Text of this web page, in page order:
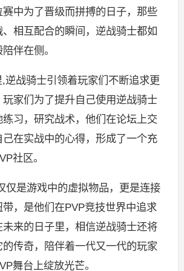
中为了晋级而拼搏的日子，那些
相互配合的瞬间，逆战骑士都如
伴在侧。
逆战骑士引领着玩家们不断追求更
家们为了提升自己使用逆战骑士
习，研究战术，他们在论坛上交
在实战中的心得，形成了一个充
社区。
仅是游戏中的虚拟物品，更是连接
，是他们在PVP竞技世界中追求
来的日子里，相信逆战骑士还将
传奇，陪伴着一代又一代的玩家
舞台上绽放光芒。